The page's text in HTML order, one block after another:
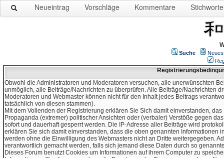
Neueintrag Vorschläge Kommentare Stichworte
Suche
Obwohl die Administratoren und Moderatoren versuchen, alle unerwünschten
unmöglich, alle Beiträge/Nachrichten zu überprüfen. Alle Beiträge/Nachrichten
Moderatoren und Webmaster können nicht für den Inhalt jedes Beitrags
tatsächlich von diesen stammen).
Mit dem Vollenden der Registrierung erklären Sie Sich damit einverstanden,
Propaganda (extremer) politischer Ansichten oder (verbaler) Verstöße gegen
sofort und dauerhaft gesperrt werden. Die IP-Adresse aller Beiträge wird
erklären Sie sich damit einverstanden, dass die oben genannten Informationen
werden ohne die Einwilligung des Webmasters nicht an Dritte weitergegeben.
verantwortlich gemacht werden, falls sich jemand diese Daten durch so
Dieses Forum benutzt Cookies um Informationen auf ihrem Computer zu